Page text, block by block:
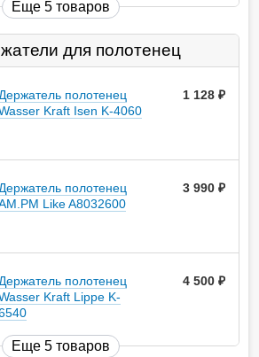
Еще 5 товаров
для полотенец
полотенец
Kraft Isen K-4060
1 128
полотенец
Like A8032600
3 990
полотенец
Kraft Lippe K-
4 500
Еще 5 товаров